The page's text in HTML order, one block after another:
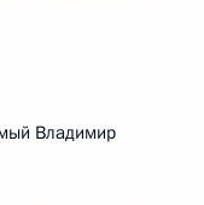
Владимир